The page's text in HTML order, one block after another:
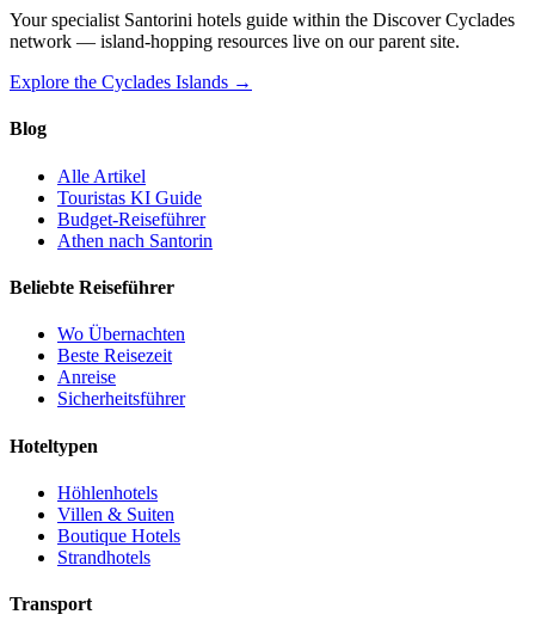
Your specialist Santorini hotels guide within the Discover Cyclades
network — island-hopping resources live on our parent site.
Explore the Cyclades Islands →
Blog
Alle Artikel
Touristas KI Guide
Budget-Reiseführer
Athen nach Santorin
Beliebte Reiseführer
Wo Übernachten
Beste Reisezeit
Anreise
Sicherheitsführer
Hoteltypen
Höhlenhotels
Villen & Suiten
Boutique Hotels
Strandhotels
Transport